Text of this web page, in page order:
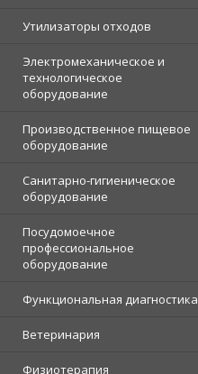
Утилизаторы отходов
Электромеханическое и
технологическое
оборудование
Производственное пищевое
оборудование
Санитарно-гигиеническое
оборудование
Посудомоечное
профессиональное
оборудование
Функциональная диагностика
Ветеринария
Физиотерапия